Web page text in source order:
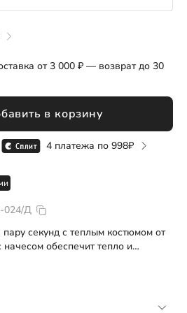
ОПТ СП
от 3 000 ₽ — возврат до 30
в корзину
4 платежа по998
Д
секунд с теплым костюмом от
начесом обеспечит тепло и
Надевайте в качестве поддевы